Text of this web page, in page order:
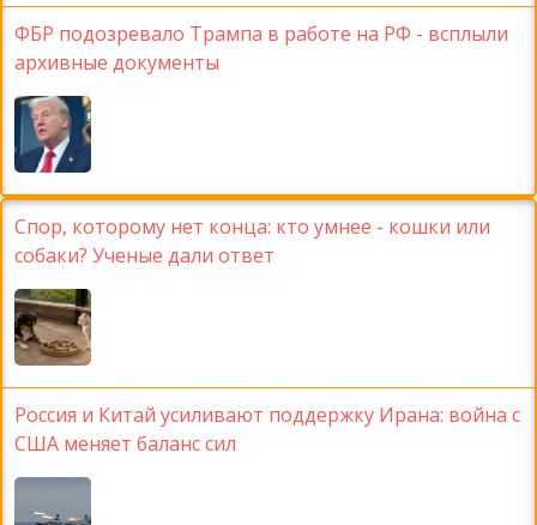
ФБР подозревало Трампа в работе на РФ - всплыли
архивные документы
Спор, которому нет конца: кто умнее - кошки или
собаки? Ученые дали ответ
Россия и Китай усиливают поддержку Ирана: война с
США меняет баланс сил